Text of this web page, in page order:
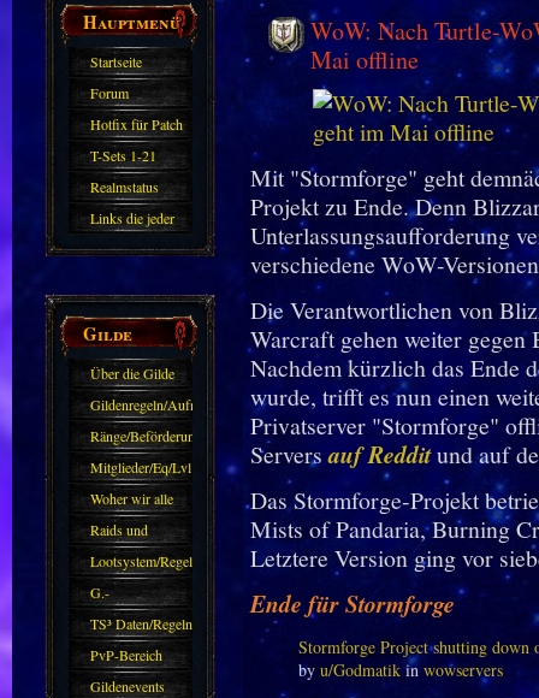
Hauptmenü
Startseite
Forum
Hotfix für Patch
11.X
T-Sets 1-21
Realmstatus
Links die jeder
kennen sollte?!
Gilde
Über die Gilde
(DAW)
Gildenregeln/Aufnahme
Ränge/Beförderungen
Mitglieder/Eq/Lvl
Woher wir alle
kommen.
Raids und
Zubehör
Lootsystem/Regeln
G.-
Sparkasse/Goldleihen
TS³ Daten/Regeln
PvP-Bereich
Gildenevents
WoW: Nach Turtle-
Mai offline
Mit "Stormforge" geht
Projekt zu Ende. Denn
Unterlassungsaufforderung
verschiedene WoW-
Die Verantwortlichen von
Warcraft gehen weiter
Nachdem kürzlich das Ende
wurde, trifft es nun einen
Privatserver "Stormforge"
Serversauf Redditund auf
Das Stormforge-Projekt
Mists of Pandaria, Burning
Letztere Version ging vor
Ende für Stormforge
Stormforge Project shutting down
by u/Godmatikin wowservers